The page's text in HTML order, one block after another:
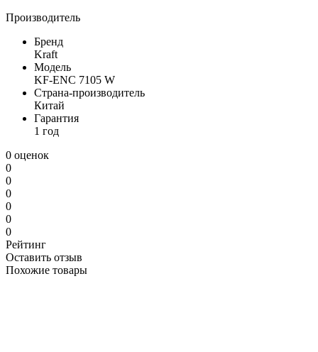
Производитель
Бренд
Kraft
Модель
KF-ENC 7105 W
Страна-производитель
Китай
Гарантия
1 год
0 оценок
0
0
0
0
0
0
Рейтинг
Оставить отзыв
Похожие товары